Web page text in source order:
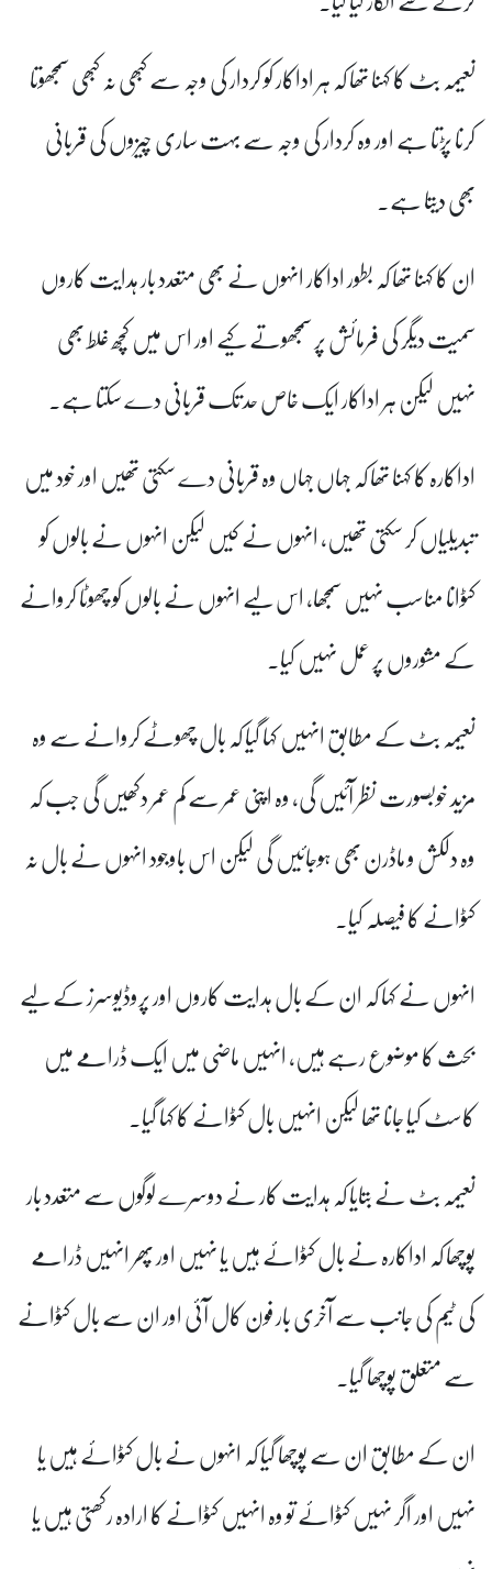
نعیمہ بٹ کا کہنا تھا کہ ہر اداکار کو کردار کی وجہ سے کبھی نہ کبھی سمجھوتا
کرنا پڑتا ہے اور وہ کردار کی وجہ سے بہت ساری چیزوں کی قربانی
بھی دیتا ہے۔
ان کا کہنا تھا کہ بطور اداکار انہوں نے بھی متعدد بار ہدایت کاروں
سمیت دیگر کی فرمائش پر سمجھوتے کیے اور اس میں کچھ غلط بھی
نہیں لیکن ہر اداکار ایک خاص حد تک قربانی دے سکتا ہے۔
اداکارہ کا کہنا تھا کہ جہاں جہاں وہ قربانی دے سکتی تھیں اور خود میں
تبدیلیاں کر سکتی تھیں، انہوں نے کیں لیکن انہوں نے بالوں کو
کٹوانا مناسب نہیں سمجھا، اس لیے انہوں نے بالوں کو چھوٹا کروانے
کے مشوروں پر عمل نہیں کیا۔
نعیمہ بٹ کے مطابق انہیں کہا گیا کہ بال چھوٹے کروانے سے وہ
مزید خوبصورت نظر آئیں گی، وہ اپنی عمر سے کم عمر دکھیں گی جب کہ
وہ دلکش و ماڈرن بھی ہوجائیں گی لیکن اس باوجود انہوں نے بال نہ
کٹوانے کا فیصلہ کیا۔
انہوں نے کہا کہ ان کے بال ہدایت کاروں اور پروڈیوسرز کے لیے
بحث کا موضوع رہے ہیں، انہیں ماضی میں ایک ڈرامے میں
کاسٹ کیا جانا تھا لیکن انہیں بال کٹوانے کا کہا گیا۔
نعیمہ بٹ نے بتایا کہ ہدایت کار نے دوسرے لوگوں سے متعدد بار
پوچھا کہ اداکارہ نے بال کٹوائے ہیں یا نہیں اور پھر انہیں ڈرامے
کی ٹیم کی جانب سے آخری بار فون کال آئی اور ان سے بال کٹوانے
سے متعلق پوچھا گیا۔
ان کے مطابق ان سے پوچھا گیا کہ انہوں نے بال کٹوائے ہیں یا
نہیں اور اگر نہیں کٹوائے تو وہ انہیں کٹوانے کا ارادہ رکھتی ہیں یا